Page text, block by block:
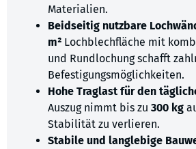
Materialien.
Beidseitig nutzbare
m² Lochblechfläche mit
und Rundlochung schafft
Befestigungsmöglichkeiten.
Hohe Traglast für den
Auszug nimmt bis zu 300 kg
Stabilität zu verlieren.
Stabile und langlebige